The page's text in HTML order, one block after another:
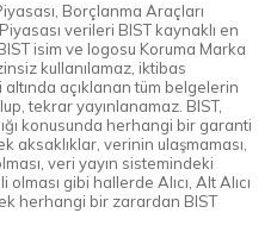
Borçlanma Araçları
verileri BIST kaynaklı en
isim ve logosu Koruma Marka
kullanılamaz, iktibas
açıklanan tüm belgelerin
tekrar yayınlanamaz. BIST,
konusunda herhangi bir garanti
aksaklıklar, verinin ulaşmaması,
veri yayın sistemindeki
gibi hallerde Alıcı, Alt Alıcı
herhangi bir zarardan BIST